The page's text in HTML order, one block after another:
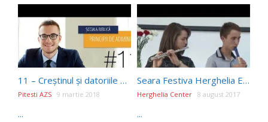
11 – Creștinul și datoriile financiare | Principii de Administrare
Pitesti AZS 9 martie 2018
...
Seara Festiva Herghelia Editia198
Herghelia Center 8 august 2017
...